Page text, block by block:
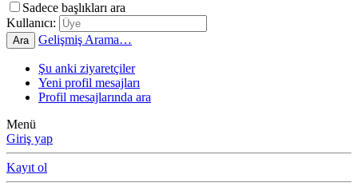
Sadece başlıkları ara
Kullanıcı:
Ara Gelişmiş Arama…
Şu anki ziyaretçiler
Yeni profil mesajları
Profil mesajlarında ara
Menü
Giriş yap
Kayıt ol